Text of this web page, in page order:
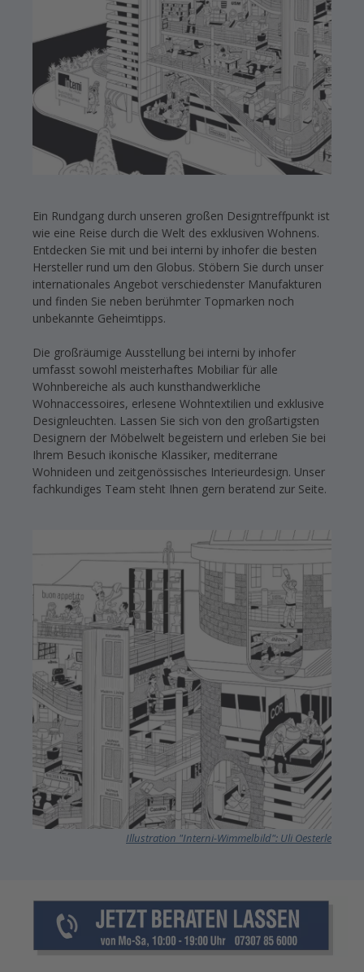
Ein Rundgang durch unseren großen Designtreffpunkt ist
wie eine Reise durch die Welt des exklusiven Wohnens.
Entdecken Sie mit und bei interni by inhofer die besten
Hersteller rund um den Globus. Stöbern Sie durch unser
internationales Angebot verschiedenster Manufakturen
und finden Sie neben berühmter Topmarken noch
unbekannte Geheimtipps.
Die großräumige Ausstellung bei interni by inhofer
umfasst sowohl meisterhaftes Mobiliar für alle
Wohnbereiche als auch kunsthandwerkliche
Wohnaccessoires, erlesene Wohntextilien und exklusive
Designleuchten. Lassen Sie sich von den großartigsten
Designern der Möbelwelt begeistern und erleben Sie bei
Ihrem Besuch ikonische Klassiker, mediterrane
Wohnideen und zeitgenössisches Interieurdesign. Unser
fachkundiges Team steht Ihnen gern beratend zur Seite.
Illustration "Interni-Wimmelbild": Uli Oesterle